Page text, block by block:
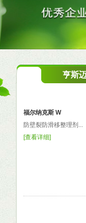
亨斯
福尔纳克斯 W
防壁裂防滑移整理剂...
[查看详细]